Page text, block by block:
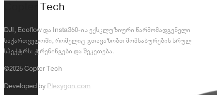
Copter Tech
DJI, Ecoflow და Insta360-ის ექსკლუზიური წარმომადგენელი
საქართველოში, რომელიც გთავაზობთ მომსახურების სრულ
სპექტრს: ტრენინგები და შეკეთება.
©2026 Copter Tech
Developed by Plexygon.com